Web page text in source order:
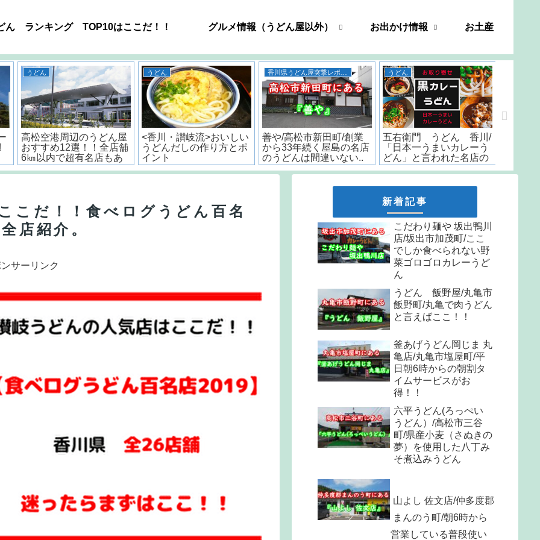
ん ランキング TOP10はここだ！！ グルメ情報（うどん屋以外） お出かけ情報 お土産
うどん
高松空港周辺のうどん屋
おすすめ12選！！全店舗
6㎞以内で超有名店もあ
るよ。
うどん
<香川・讃岐流>おいしい
うどんだしの作り方とポ
イント
香川県うどん屋突撃レポート
善や/高松市新田町/創業
から33年続く屋島の名店
のうどんは間違いない..
うどん
五右衛門 うどん 香川/
「日本一うまいカレーう
どん」と言われた名店の
味をお取り寄せ
天ぷら
こだ！！食べログうどん百名
店紹介。
サーリンク
新着記事
こだわり麺や 坂出鴨川
店/坂出市加茂町/ここ
でしか食べられない野
菜ゴロゴロカレーうど
ん
うどん 飯野屋/丸亀市
飯野町/丸亀で肉うどん
と言えばここ！！
釜あげうどん岡じま 丸
亀店/丸亀市塩屋町/平
日朝6時からの朝割タ
イムサービスがお
得！！
六平うどん(ろっぺい
うどん）/高松市三谷
町/県産小麦（さぬきの
夢）を使用した八丁み
そ煮込みうどん
山よし 佐文店/仲多度郡
まんのう町/朝6時から
営業している普段使い